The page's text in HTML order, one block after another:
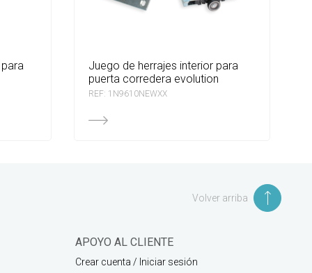
juego de herrajes interior para
puerta corredera evolution
REF: 1N9610NEWXX
Volver arriba
APOYO AL CLIENTE
Crear cuenta / Iniciar sesión